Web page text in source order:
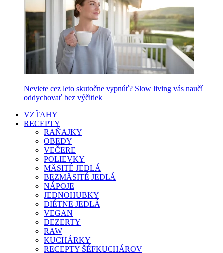
Neviete cez leto skutočne vypnúť? Slow living vás naučí
oddychovať bez výčitiek
VZŤAHY
RECEPTY
RAŇAJKY
OBEDY
VEČERE
POLIEVKY
MÄSITÉ JEDLÁ
BEZMÄSITÉ JEDLÁ
NÁPOJE
JEDNOHUBKY
DIÉTNE JEDLÁ
VEGAN
DEZERTY
RAW
KUCHÁRKY
RECEPTY ŠÉFKUCHÁROV